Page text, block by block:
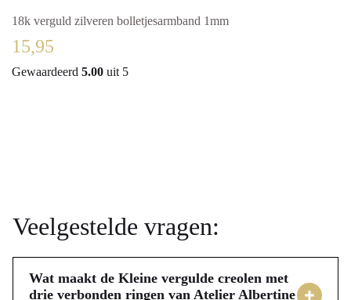
18k verguld zilveren bolletjesarmband 1mm
15,95
Gewaardeerd 5.00 uit 5
Veelgestelde vragen:
Wat maakt de Kleine vergulde creolen met
drie verbonden ringen van Atelier Albertine